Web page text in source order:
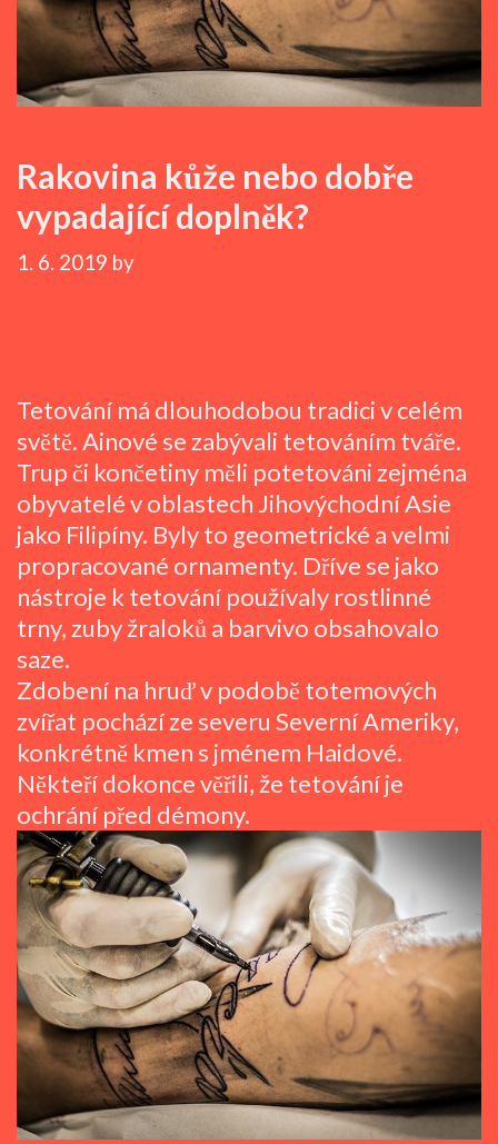
Rakovina kůže nebo dobře
vypadající doplněk?
1. 6. 2019 by
Tetování má dlouhodobou tradici v celém
světě. Ainové se zabývali tetováním tváře.
Trup či končetiny měli potetováni zejména
obyvatelé v oblastech Jihovýchodní Asie
jako Filipíny. Byly to geometrické a velmi
propracované ornamenty. Dříve se jako
nástroje k tetování používaly rostlinné
trny, zuby žraloků a barvivo obsahovalo
saze.
Zdobení na hruď v podobě totemových
zvířat pochází ze severu Severní Ameriky,
konkrétně kmen s jménem Haidové.
Někteří dokonce věřili, že tetování je
ochrání před démony.